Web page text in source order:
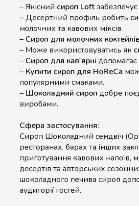
– Якісний сироп Loft
– Десертний профіль робить
молочних та кавових міксів.
– Сироп для молочних коктейлів
– Може використовуватись як
– Сироп для кав'ярні допомагає
– Купити сироп для HoReCa
популярними смаками.
– Шоколадний сироп добре
виробами.
Сфера застосування:
Сироп Шоколадний сендвіч
ресторанах, барах та інших
приготування кавових напоїв,
десертів та авторських
шоколадного печива сироп
аудиторії гостей.